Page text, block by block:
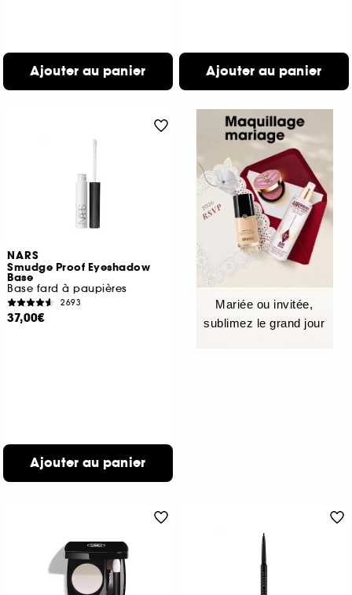
Ajouter au panier Ajouter au panier
NARS
Smudge Proof Eyeshadow
Base
Base fard à paupières
2693
37,00€
Ajouter au panier
Mariée ou invitée,
sublimez le grand jour